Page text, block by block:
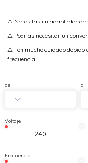
⚠️ Necesitas un adaptador de
⚠️ Podrías necesitar un
⚠️ Ten mucho cuidado debido
frecuencia.
de a
Voltaje
240
Frecuencia